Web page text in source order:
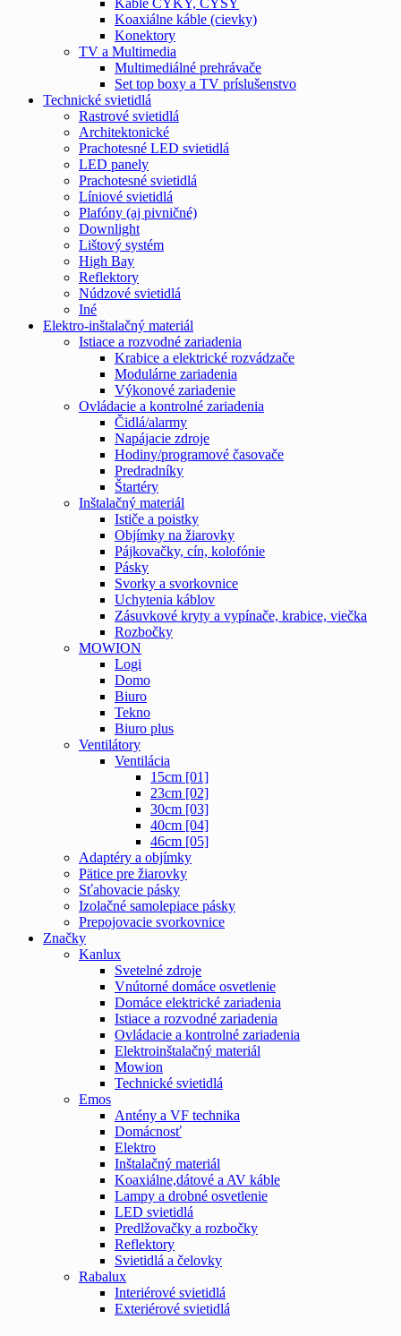
Koaxiálne káble (cievky)
Konektory
TV a Multimedia
Multimediálné prehrávače
Set top boxy a TV príslušenstvo
Technické svietidlá
Rastrové svietidlá
Architektonické
Prachotesné LED svietidlá
LED panely
Prachotesné svietidlá
Líniové svietidlá
Plafóny (aj pivničné)
Downlight
Lištový systém
High Bay
Reflektory
Núdzové svietidlá
Iné
Elektro-inštalačný materiál
Istiace a rozvodné zariadenia
Krabice a elektrické rozvádzače
Modulárne zariadenia
Výkonové zariadenie
Ovládacie a kontrolné zariadenia
Čidlá/alarmy
Napájacie zdroje
Hodiny/programové časovače
Predradníky
Štartéry
Inštalačný materiál
Ističe a poistky
Objímky na žiarovky
Pájkovačky, cín, kolofónie
Pásky
Svorky a svorkovnice
Uchytenia káblov
Zásuvkové kryty a vypínače, krabice, viečka
Rozbočky
MOWION
Logi
Domo
Biuro
Tekno
Biuro plus
Ventilátory
Ventilácia
15cm [01]
23cm [02]
30cm [03]
40cm [04]
46cm [05]
Adaptéry a objímky
Pätice pre žiarovky
Sťahovacie pásky
Izolačné samolepiace pásky
Prepojovacie svorkovnice
Značky
Kanlux
Svetelné zdroje
Vnútorné domáce osvetlenie
Domáce elektrické zariadenia
Istiace a rozvodné zariadenia
Ovládacie a kontrolné zariadenia
Elektroinštalačný materiál
Mowion
Technické svietidlá
Emos
Antény a VF technika
Domácnosť
Elektro
Inštalačný materiál
Koaxiálne,dátové a AV káble
Lampy a drobné osvetlenie
LED svietidlá
Predlžovačky a rozbočky
Reflektory
Svietidlá a čelovky
Rabalux
Interiérové svietidlá
Exteriérové svietidlá